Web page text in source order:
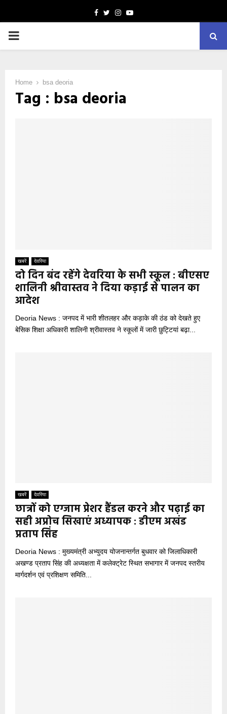
Facebook
TwitterInstagram
Youtube
PRIMARY
Home bsa deoria
Tag : bsa deoria
खबरें देवरिया
दो दिन बंद रहेंगे देवरिया के सभी स्कूल : बीएसए
शालिनी श्रीवास्तव ने दिया कड़ाई से पालन का
आदेश
Deoria News : जनपद में भारी शीतलहर और कड़ाके की ठंड को देखते हुए
बेसिक शिक्षा अधिकारी शालिनी श्रीवास्तव ने स्कूलों में जारी छुट्टियां बढ़ा...
खबरें देवरिया
छात्रों को एग्जाम प्रेशर हैंडल करने और पढ़ाई का
सही अप्रोच सिखाएं अध्यापक : डीएम अखंड
प्रताप सिंह
Deoria News : मुख्यमंत्री अभ्युदय योजनान्तर्गत बुधवार को जिलाधिकारी
अखण्ड प्रताप सिंह की अध्यक्षता में कलेक्ट्रेट स्थित सभागार में जनपद स्तरीय
मार्गदर्शन एवं प्रशिक्षण समिति...